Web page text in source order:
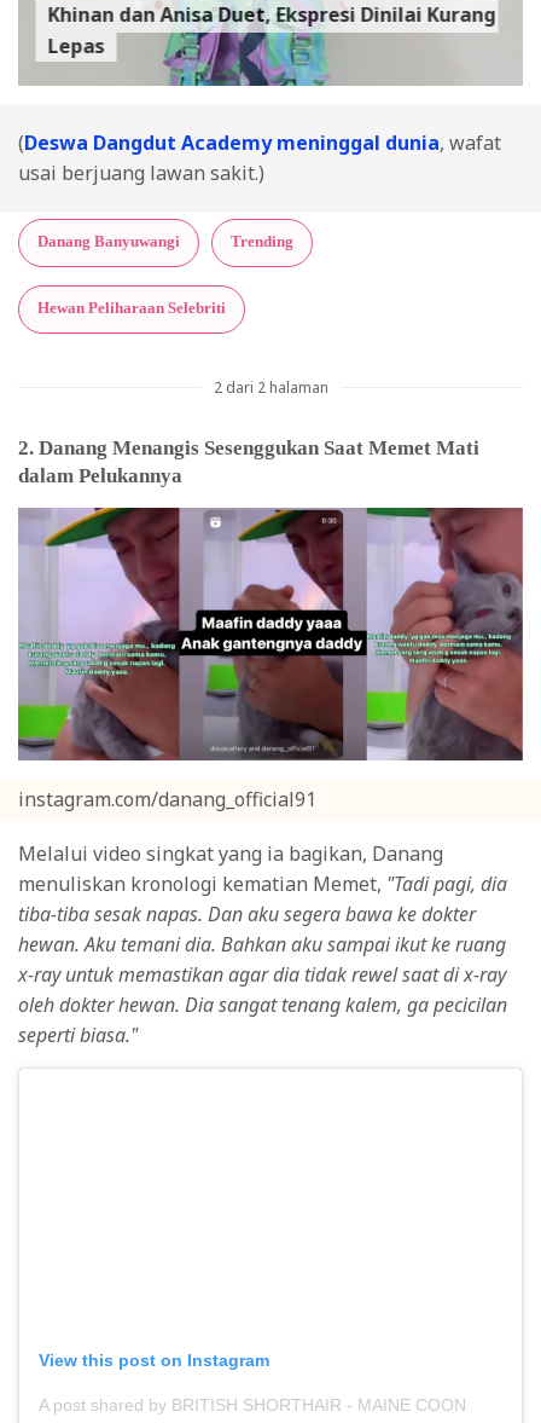
Khinan dan Anisa Duet, Ekspresi Dinilai Kurang
Lepas
(Deswa Dangdut Academy meninggal dunia, wafat
usai berjuang lawan sakit.)
Danang Banyuwangi Trending
Hewan Peliharaan Selebriti
2 dari 2 halaman
2. Danang Menangis Sesenggukan Saat Memet Mati
dalam Pelukannya
instagram.com/danang_official91
Melalui video singkat yang ia bagikan, Danang
menuliskan kronologi kematian Memet, "Tadi pagi, dia
tiba-tiba sesak napas. Dan aku segera bawa ke dokter
hewan. Aku temani dia. Bahkan aku sampai ikut ke ruang
x-ray untuk memastikan agar dia tidak rewel saat di x-ray
oleh dokter hewan. Dia sangat tenang kalem, ga pecicilan
seperti biasa."
View this post on Instagram
A post shared by BRITISH SHORTHAIR - MAINE COON